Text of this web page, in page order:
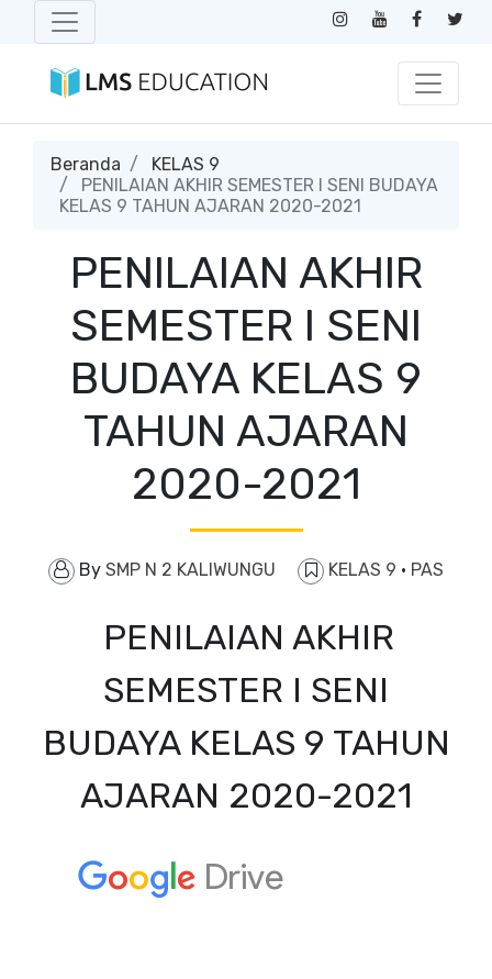
Beranda
KELAS 9
PENILAIAN AKHIR SEMESTER I SENI BUDAYA
KELAS 9 TAHUN AJARAN 2020-2021
PENILAIAN AKHIR
SEMESTER I SENI
BUDAYA KELAS 9
TAHUN AJARAN
2020-2021
By SMP N 2 KALIWUNGU KELAS 9 · PAS
PENILAIAN AKHIR
SEMESTER I SENI
BUDAYA KELAS 9 TAHUN
AJARAN 2020-2021